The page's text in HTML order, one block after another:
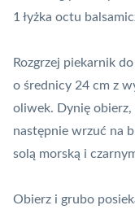
1 łyżka octu
Rozgrzej piekarnik
o średnicy 24 cm z
oliwek. Dynię obierz,
następnie wrzuć na
solą morską i
Obierz i grubo